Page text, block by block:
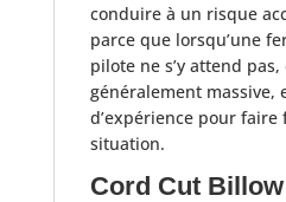
conduire à un risque
parce que lorsqu’une
pilote ne s’y attend
généralement massive,
d’expérience pour faire
situation.
Cord Cut Billow